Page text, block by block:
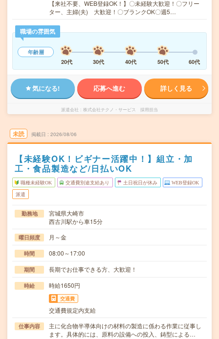
【来社不要、WEB登録OK！】〇未経験大歓迎！〇フリー
ター、主婦(夫) 大歓迎！〇ブランクOK〇週5…
職場の雰囲気
年齢層
20代
30代 40代 50代 60代
気になる! 応募へ進む 詳しく見る
派遣会社 株式会社テクノ・サービス 採用担当
未読 掲載日 2026/08/06
【未経験OK！ビギナー活躍中！】組立・加
工・食品製造など/日払いOK
職種未経験OK 交通費別途支給あり 土日祝日が休み WEB登録OK
派遣
勤務地
宮城県大崎市
西古川駅から車15分
曜日頻度 月～金
時間 08:00～17:00
期間 長期でお仕事できる方、大歓迎！
時給 時給1650円
交通費
交通費規定内支給
仕事内容
主に化合物半導体向けの材料の製造に係わる作業に従事し
ます。具体的には、原料の設備への投入、鋳型による…